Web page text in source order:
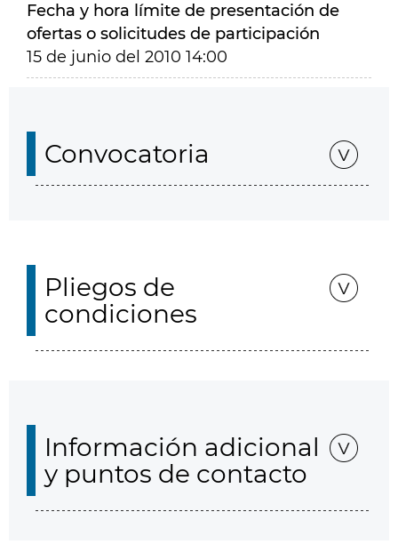
Fecha y hora límite de presentación de
ofertas o solicitudes de participación
15 de junio del 2010 14:00
Convocatoria
Pliegos de
condiciones
Información adicional
y puntos de contacto